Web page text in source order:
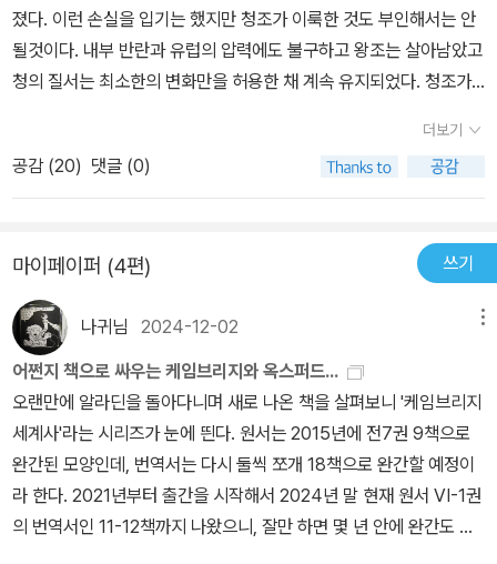
졌다. 이런 손실을 입기는 했지만 청조가 이룩한 것도 부인해서는 안
될것이다. 내부 반란과 유럽의 압력에도 불구하고 왕조는 살아남았고
청의 질서는 최소한의 변화만을 허용한 채 계속 유지되었다. 청조가
을 것이라고 기대하기란 매우 어려울 것이다. - P610~611이전 권에
서 1800년 경 만주, 몽골, 신장, 티베트와 청의 조정과의 관계를 살펴
보았다면 이번 권에서는 1820년~1830년 무렵의 시기를 살펴본다.
지의 과정이 흥미로웠다. 시작은 다른 내륙 아시아와 마찬가지로 교
역 관계의 문제였는데 1854년 크림 전쟁의 발발로 러시아가 영국을
경계하면서 청과의 접경 지역을 더욱 자신들에게 유리하게 통제하려
고 했다. 이 과정을 청은 주도적으로 끌고갈 수 없었는데 이는 태평천
국운동으로 내부가 어지러웠기 때문이다. 결국 그들은 1858년 아이
훈조약과 텐진조약을 차례로 맺으며 양국 간 북쪽의 국경선이 정해지
고 항구를 개방하며 러시아인에 대한 자유로운 교역을 허용하게 되었
다. 러시아는 이로서 동북 만주 땅을 잃어버리게 되었다.몽골 유목 사
회는 사원 제도가 정착하면서 출가에 따른 남성 인구가 감소하였고
더보기
공감 (20) 댓글 (0)
마이페이퍼 (4편) 쓰기
나귀님 2024-12-02
어쩐지 책으로 싸우는 케임브리지와 옥스퍼드...
오랜만에 알라딘을 돌아다니며 새로 나온 책을 살펴보니 '케임브리지
세계사'라는 시리즈가 눈에 띈다. 원서는 2015년에 전7권 9책으로
완간된 모양인데, 번역서는 다시 둘씩 쪼개 18책으로 완간할 예정이
라 한다. 2021년부터 출간을 시작해서 2024년 말 현재 원서 VI-1권
의 번역서인 11-12책까지 나왔으니, 잘만 하면 몇 년 안에 완간도 가